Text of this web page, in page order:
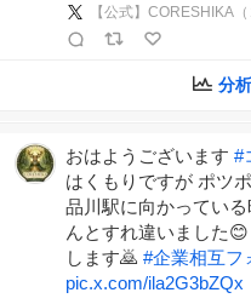
【公式】CORESHIKA（
分
おはようございます #
はくもりですが ポツ
品川駅に向かってい
んとすれ違いました
します🙇 #企業相互フ
pic.x.com/ila2G3bZQx